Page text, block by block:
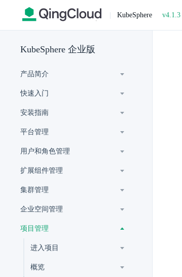
| KubeSphere v4.1.3
KubeSphere 企业版
产品简介
快速入门
安装指南
平台管理
用户和角色管理
扩展组件管理
集群管理
企业空间管理
项目管理
进入项目
概览